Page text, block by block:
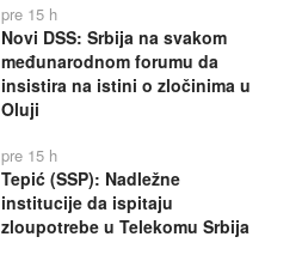
pre 15 h
Novi DSS: Srbija na svakom
međunarodnom forumu da
insistira na istini o zločinima u
Oluji
pre 15 h
Tepić (SSP): Nadležne
institucije da ispitaju
zloupotrebe u Telekomu Srbija